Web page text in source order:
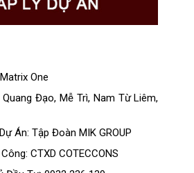
One
Đạo, Mễ Trì, Nam Từ Liêm,
Án: Tập Đoàn MIK GROUP
CTXD COTECCONS